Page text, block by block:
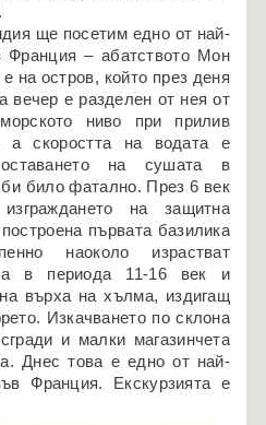
ще посетим едно от най-
Франция – абатството Мон
остров, който през деня
вечер е разделен от нея от
ниво при прилив
а скоростта на водата е
на сушата в
било фатално. През 6 век
на защитна
първата базилика
наоколо израстват
в периода 11-16 век и
върха на хълма, издигащ
Изкачването по склона
и малки магазинчета
Днес това е едно от най-
Франция. Екскурзията е